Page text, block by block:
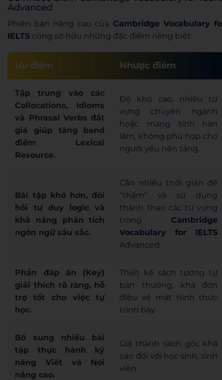
Advanced
Phiên bản nâng cao của Cambridge Vocabulary
IELTS cũng sở hữu những đặc điểm riêng biệt:
Ưu điểm Nhược điểm
Tập trung vào các
Collocations, Idioms
và Phrasal Verbs đắt
giá giúp tăng band
điểm Lexical
Resource.
Độ khó cao, nhiều từ
vựng chuyên ngành
hoặc mang tính hàn
lâm, không phù hợp cho
người yếu nền tảng.
Bài tập khó hơn, đòi
hỏi tư duy logic và
khả năng phân tích
ngôn ngữ sâu sắc.
Cần nhiều thời gian để
“thấm” và sử dụng
thành thạo các từ vựng
trong Cambridge
Vocabulary for IELTS
Advanced.
Phần đáp án (Key)
giải thích rõ ràng, hỗ
trợ tốt cho việc tự
học.
Thiết kế sách tương tự
bản thường, khá đơn
điệu về mặt hình thức
trình bày.
Bổ sung nhiều bài
tập thực hành kỹ
năng Viết và Nói
nâng cao.
Giá thành sách gốc khá
cao đối với học sinh, sinh
viên.